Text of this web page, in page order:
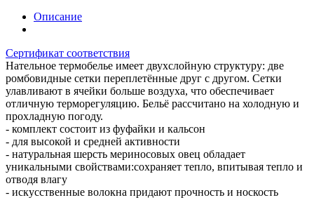
Описание
Сертификат соответствия
Нательное термобелье имеет двухслойную структуру: две
ромбовидные сетки переплетённые друг с другом. Сетки
улавливают в ячейки больше воздуха, что обеспечивает
отличную терморегуляцию. Бельё рассчитано на холодную и
прохладную погоду.
- комплект состоит из фуфайки и кальсон
- для высокой и средней активности
- натуральная шерсть мериносовых овец обладает
уникальными свойствами:сохраняет тепло, впитывая тепло и
отводя влагу
- искусственные волокна придают прочность и носкость